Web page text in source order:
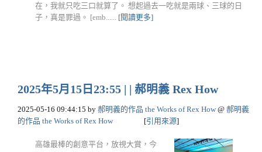
在，我就只吃三口就算了。 想起過去一吃就是兩球、三球的日
子，真是罪過。 [emb...... [閱讀更多]
2025年5月15日23:55 | | 郝明義 Rex How
2025-05-16 09:44:15 by 郝明義的作品 the Works of Rex How@ 郝明義
的作品 the Works of Rex How
[引用來源]
高雄最棒的創意平台，放視大賞，今